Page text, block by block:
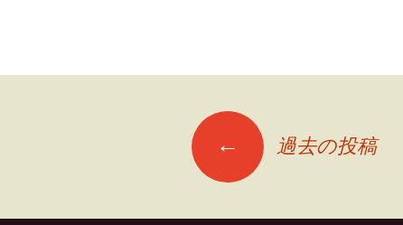
← 過去の投稿